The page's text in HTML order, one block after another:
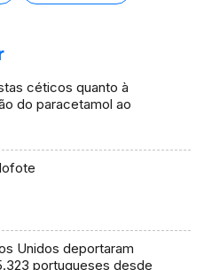
céticos quanto à
do paracetamol ao
Unidos deportaram
portugueses desde